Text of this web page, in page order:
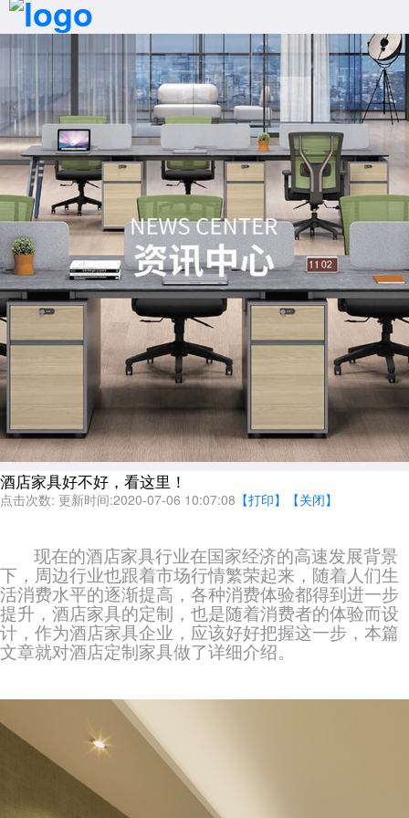
酒店家具好不好，看这里！
点击次数: 更新时间:2020-07-06 10:07:08 【打印】 【关闭】
现在的酒店家具行业在国家经济的高速发展背景
下，周边行业也跟着市场行情繁荣起来，随着人们生
活消费水平的逐渐提高，各种消费体验都得到进一步
提升，酒店家具的定制，也是随着消费者的体验而设
计，作为酒店家具企业，应该好好把握这一步，本篇
文章就对酒店定制家具做了详细介绍。
首页拨号产品